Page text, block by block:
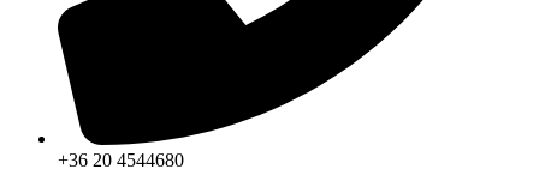
+36 20 4544680